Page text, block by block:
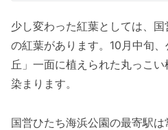
少し変わった紅葉としては、
の紅葉があります。10月中旬
丘」一面に植えられた丸っこ
染まります。
国営ひたち海浜公園の最寄駅